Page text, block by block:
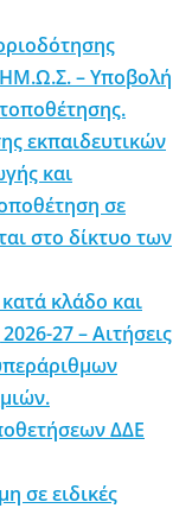
– Υποβολή
εκπαιδευτικών
και
σε
στο δίκτυο των
κλάδο και
27 – Αιτήσεις
ΔΔΕ
σε ειδικές